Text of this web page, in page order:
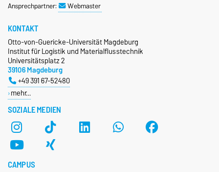
Ansprechpartner:
Webmaster
SOZIALE MEDIEN
KONTAKT
Otto-von-Guericke-Universität Magdeburg
Institut für Logistik und Materialflusstechnik
Universitätsplatz 2
39106 Magdeburg
+49 391 67-52480
mehr…
CAMPUS